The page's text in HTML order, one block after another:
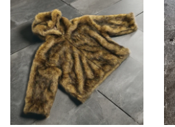
con Lavaggio Acido,
Grafica, a Manica Lunga